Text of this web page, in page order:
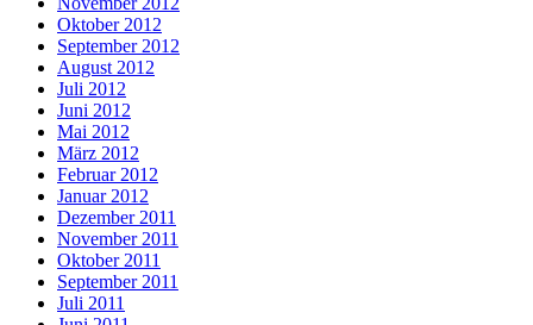
Oktober 2012
September 2012
August 2012
Juli 2012
Juni 2012
Mai 2012
März 2012
Februar 2012
Januar 2012
Dezember 2011
November 2011
Oktober 2011
September 2011
Juli 2011